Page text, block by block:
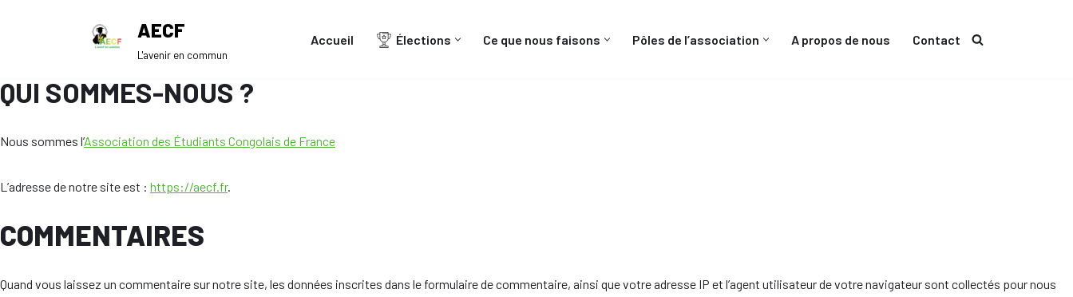
contenu
AECF
L'avenir en commun
Accueil Élections Ce que nous faisons
Nos évévements
Pôles de l’association A propos de nous Contact
QUI SOMMES-NOUS ?
Nous sommes l’Association des Étudiants Congolais de France
L’adresse de notre site est : https://aecf.fr.
COMMENTAIRES
Quand vous laissez un commentaire sur notre site, les données inscrites dans le formulaire de commentaire, ainsi que votre adresse IP et l’agent utilisateur de votre navigateur sont collectés pour nous